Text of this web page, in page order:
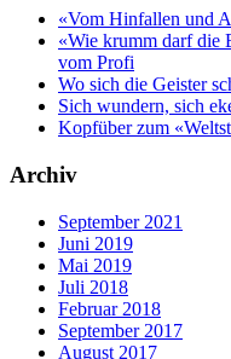
«Vom Hinfallen und
«Wie krumm darf die
vom Profi
Wo sich die Geister
Sich wundern, sich
Kopfüber zum
Archiv
September 2021
Juni 2019
Mai 2019
Juli 2018
Februar 2018
September 2017
August 2017